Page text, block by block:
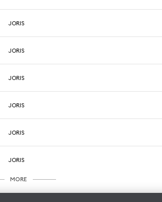
JORIS
JORIS
JORIS
JORIS
JORIS
JORIS
MORE